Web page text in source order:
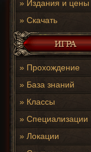
» Издания и цены
» Скачать
» Прохождение
» База знаний
» Классы
» Специализации
» Локации